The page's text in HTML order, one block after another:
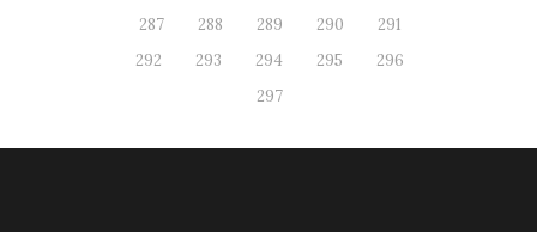
287
288 289 290
291
292
293 294 295
296
297